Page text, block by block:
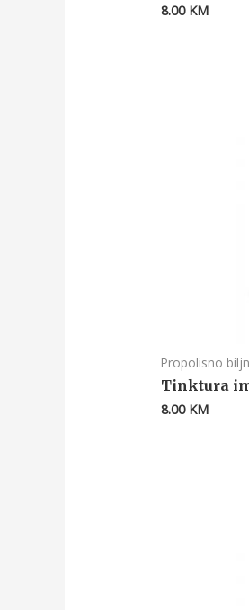
8.00 KM
Propolisno
Tinktura
8.00 KM